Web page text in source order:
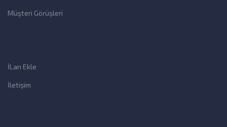
Müşteri Görüşleri
İLan Ekle
İletişim